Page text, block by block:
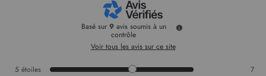
Basé sur 9 avis soumis à un
contrôle
Voir tous les avis sur ce site
5 étoiles
7